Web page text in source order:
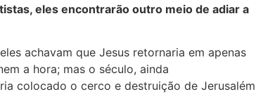
eles encontrarão outro meio de adiar a
achavam que Jesus retornaria em apenas
a hora; mas o século, ainda
colocado o cerco e destruição de Jerusalém